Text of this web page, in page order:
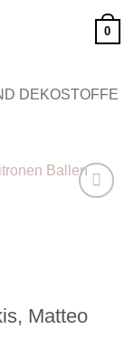
0
DEKOSTOFFE
Matteo